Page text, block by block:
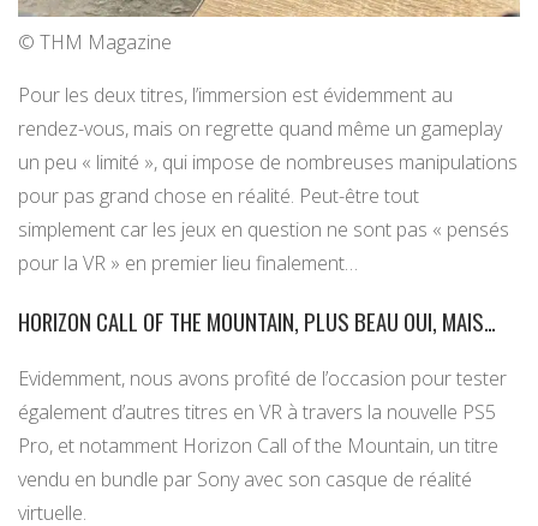
© THM Magazine
Pour les deux titres, l’immersion est évidemment au
rendez-vous, mais on regrette quand même un gameplay
un peu « limité », qui impose de nombreuses manipulations
pour pas grand chose en réalité. Peut-être tout
simplement car les jeux en question ne sont pas « pensés
pour la VR » en premier lieu finalement…
HORIZON CALL OF THE MOUNTAIN, PLUS BEAU OUI, MAIS…
Evidemment, nous avons profité de l’occasion pour tester
également d’autres titres en VR à travers la nouvelle PS5
Pro, et notamment Horizon Call of the Mountain, un titre
vendu en bundle par Sony avec son casque de réalité
virtuelle.